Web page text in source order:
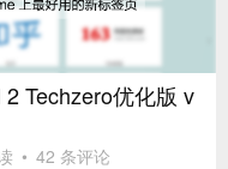
Techzero优化版 v
• 42 条评论